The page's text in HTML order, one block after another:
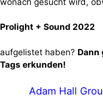
Prolight + Sound 2022
aufgelistet haben? Dann
Tags erkunden!
Adam Hall